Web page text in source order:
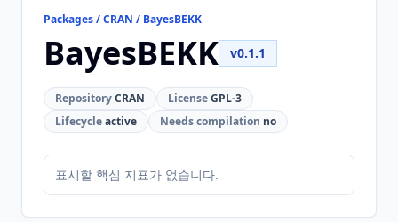
Packages / CRAN / BayesBEKK
BayesBEKK v0.1.1
RepositoryCRAN LicenseGPL-3
Lifecycleactive Needs compilation no
표시할 핵심 지표가 없습니다.